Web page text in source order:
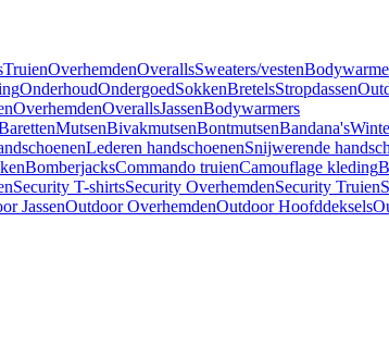
TruienOverhemdenOverallsSweaters/vesten
OnderhoudOndergoedSokkenBretelsStropdassen
OverhemdenOverallsJassenBodywarmers
MutsenBivakmutsenBontmutsenBandana's
Lederen handschoenenSnijwerende
BomberjacksCommando truienCamouflage kleding
Security T-shirtsSecurity OverhemdenSecurity Truien
JassenOutdoor OverhemdenOutdoor Hoofddeksels